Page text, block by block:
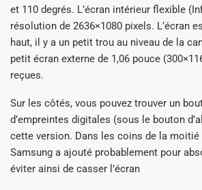
et 110 degrés. L’écran intérieur flexible
résolution de 2636×1080 pixels. L’écran
haut, il y a un petit trou au niveau de la
petit écran externe de 1,06 pouce
reçues.
Sur les côtés, vous pouvez trouver un
d’empreintes digitales (sous le bouton
cette version. Dans les coins de la
Samsung a ajouté probablement pour
éviter ainsi de casser l’écran